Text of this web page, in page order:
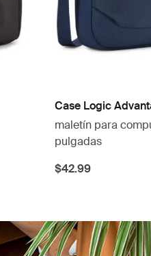
Case Logic
maletín para
pulgadas
$42.99